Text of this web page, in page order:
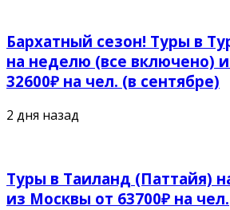
Бархатный сезон! Туры в
на неделю (все включено)
32600₽ на чел. (в сентябре)
2 дня назад
Туры в Таиланд (Паттайя)
из Москвы от 63700₽ на чел.